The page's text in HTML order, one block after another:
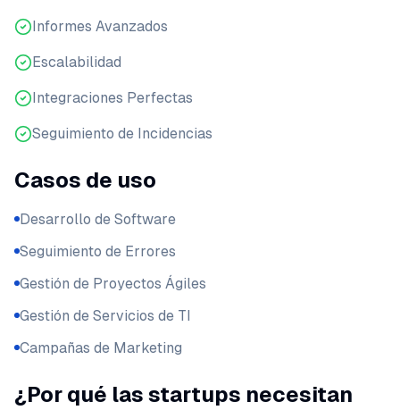
Informes Avanzados
Escalabilidad
Integraciones Perfectas
Seguimiento de Incidencias
Casos de uso
Desarrollo de Software
Seguimiento de Errores
Gestión de Proyectos Ágiles
Gestión de Servicios de TI
Campañas de Marketing
¿Por qué las startups necesitan